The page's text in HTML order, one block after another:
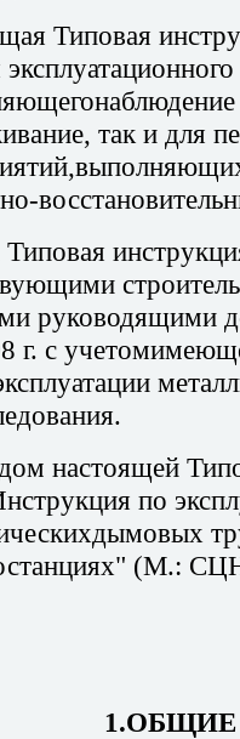
Типовая
так и для
руководящими
г. с
настоящей
по
(М.: